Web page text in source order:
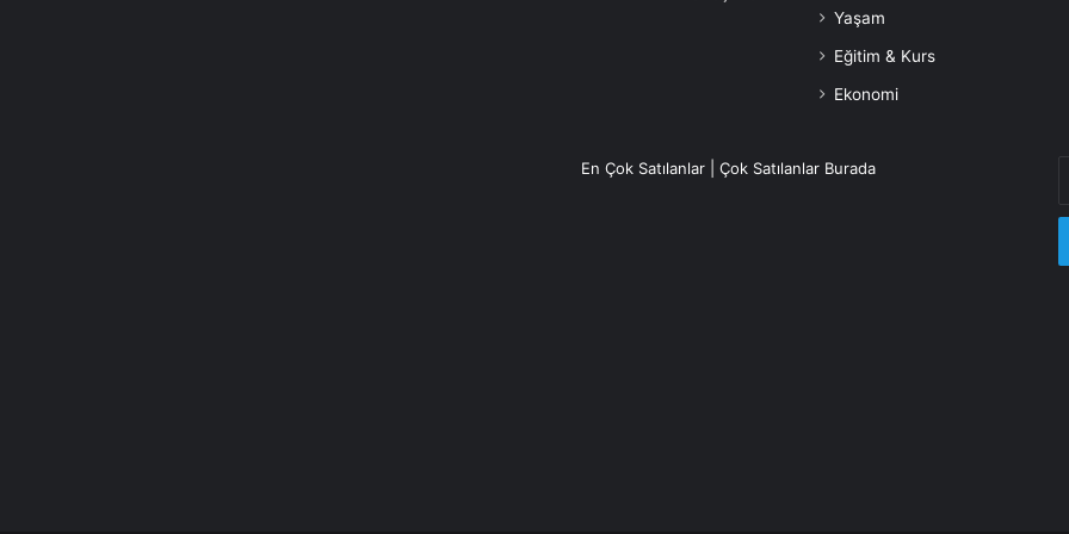
Yaşam
Eğitim & Kurs
Ekonomi
En Çok Satılanlar | Çok Satılanlar Burada